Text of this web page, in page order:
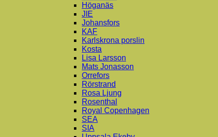
Höganäs
JIE
Johansfors
KAF
Karlskrona porslin
Kosta
Lisa Larsson
Mats Jonasson
Orrefors
Rörstrand
Rosa Ljung
Rosenthal
Royal Copenhagen
SEA
SIA